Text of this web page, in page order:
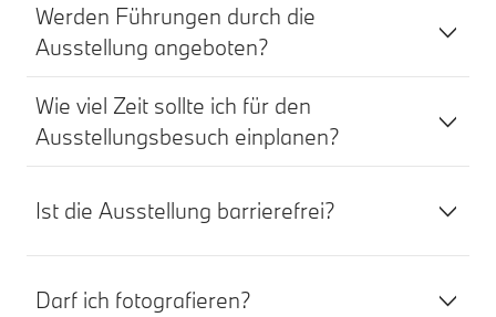
Werden Führungen durch die
Ausstellung angeboten?
Wie viel Zeit sollte ich für den
Ausstellungsbesuch einplanen?
Ist die Ausstellung barrierefrei?
Darf ich fotografieren?